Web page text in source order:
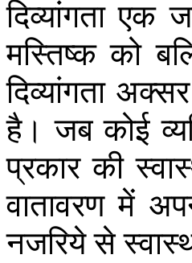
दिव्यांगता एक
मस्तिष्क को
दिव्यांगता अक्सर
है। जब कोई
प्रकार की
वातावरण में
नजरिये से